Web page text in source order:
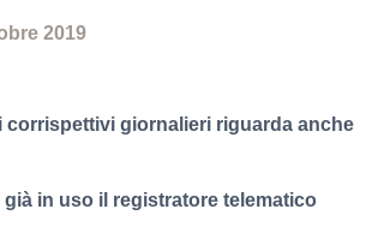
2019
corrispettivi giornalieri riguarda anche
in uso il registratore telematico